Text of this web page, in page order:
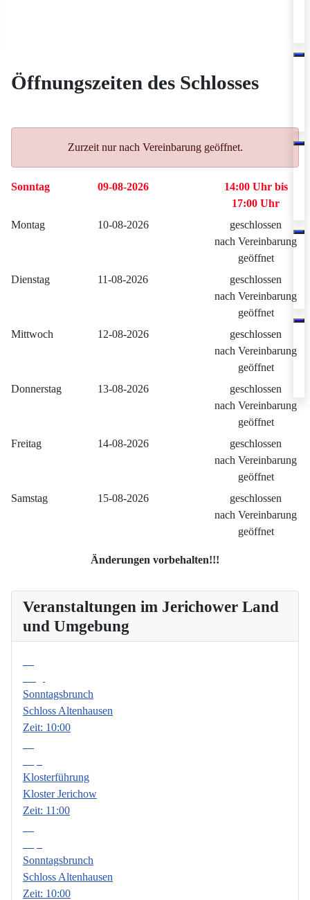
Veranstaltungen im Jerichower Land
und Umgebung
Sonntagsbrunch
Schloss Altenhausen
Zeit: 10:00
Klosterführung
Kloster Jerichow
Zeit: 11:00
Sonntagsbrunch
Schloss Altenhausen
Zeit: 10:00
Öffnungszeiten des Schlosses
Zurzeit nur nach Vereinbarung geöffnet.
Sonntag 09-08-2026
14:00 Uhr bis
17:00 Uhr
Montag
10-08-2026
geschlossen
nach Vereinbarung
geöffnet
Dienstag
11-08-2026
geschlossen
nach Vereinbarung
geöffnet
Mittwoch
12-08-2026
geschlossen
nach Vereinbarung
geöffnet
Donnerstag
13-08-2026
geschlossen
nach Vereinbarung
geöffnet
Freitag
14-08-2026
geschlossen
nach Vereinbarung
geöffnet
Samstag
15-08-2026
geschlossen
nach Vereinbarung
geöffnet
Änderungen vorbehalten!!!